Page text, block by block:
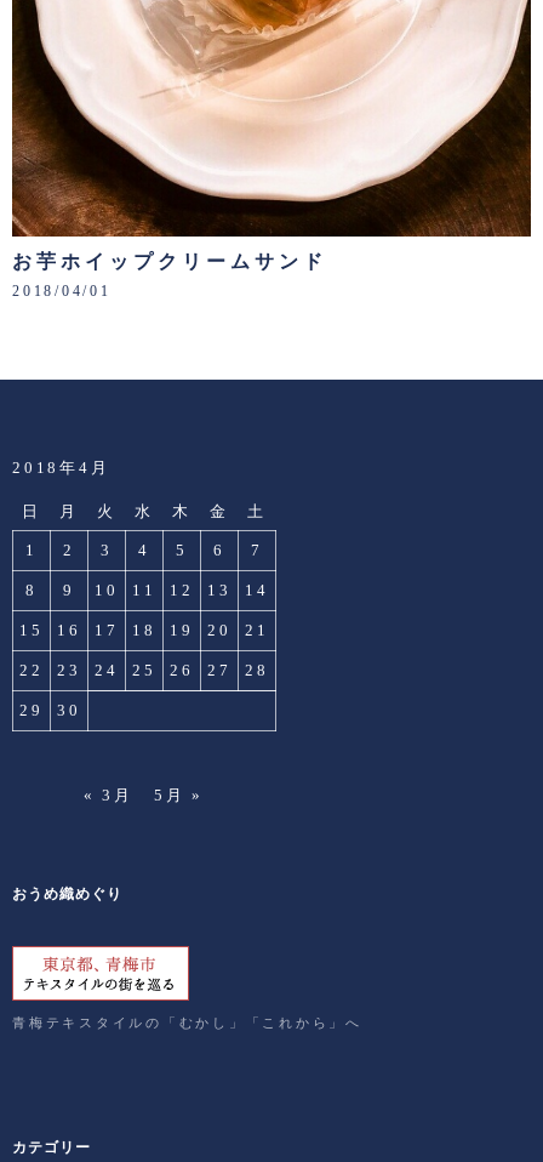
お芋ホイップクリームサンド
2018/04/01
2018年4月
日 月 火 水 木 金 土
1 2 3 4 5 6 7
8 9 10 11 12 13 14
15 16 17 18 19 20 21
22 23 24 25 26 27 28
29 30
« 3月 5月 »
おうめ織めぐり
青梅テキスタイルの「むかし」「これから」へ
カテゴリー